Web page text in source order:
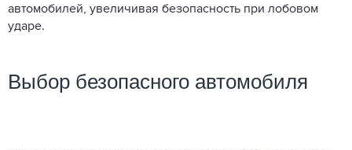
автомобилей, увеличивая безопасность при лобовом
ударе.
Выбор безопасного автомобиля